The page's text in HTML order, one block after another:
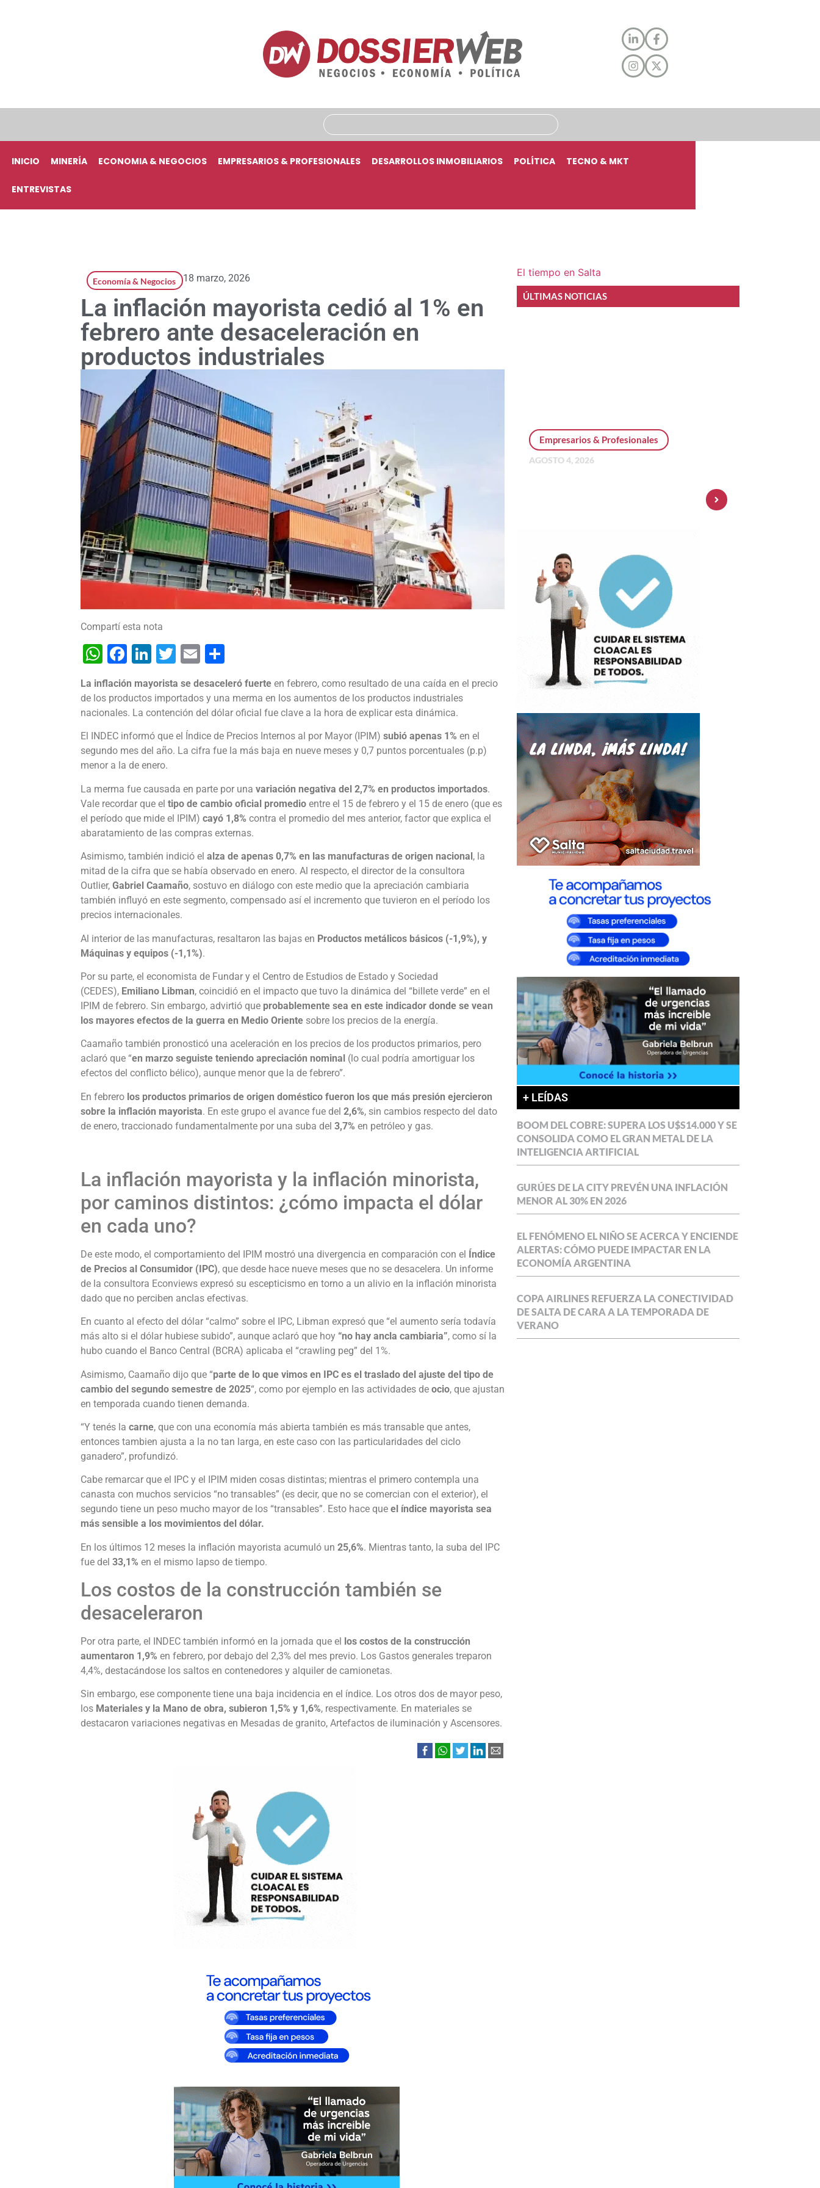
INICIO MINERÍA ECONOMIA & NEGOCIOS EMPRESARIOS & PROFESIONALES DESARROLLOS INMOBILIARIOS POLÍTICA TECNO & MKT
ENTREVISTAS
Economía & Negocios 18 marzo, 2026
La inflación mayorista cedió al 1% en
febrero ante desaceleración en
productos industriales
Compartí esta nota
WhatsApp
Facebook
LinkedIn
Twitter
Email
La inflación mayorista se desaceleró fuerte en febrero, como resultado de una caída en el precio
de los productos importados y una merma en los aumentos de los productos industriales
nacionales. La contención del dólar oficial fue clave a la hora de explicar esta dinámica.
El INDEC informó que el Índice de Precios Internos al por Mayor (IPIM) subió apenas 1% en el
segundo mes del año. La cifra fue la más baja en nueve meses y 0,7 puntos porcentuales (p.p)
menor a la de enero.
La merma fue causada en parte por una variación negativa del 2,7% en productos importados.
Vale recordar que el tipo de cambio oficial promedio entre el 15 de febrero y el 15 de enero (que es
el período que mide el IPIM) cayó 1,8% contra el promedio del mes anterior, factor que explica el
abaratamiento de las compras externas.
Asimismo, también indició el alza de apenas 0,7% en las manufacturas de origen nacional , la
mitad de la cifra que se había observado en enero. Al respecto, el director de la consultora
Outlier, Gabriel Caamaño, sostuvo en diálogo con este medio que la apreciación cambiaria
también influyó en este segmento, compensado así el incremento que tuvieron en el período los
precios internacionales.
Al interior de las manufacturas, resaltaron las bajas en Productos metálicos básicos (-1,9%), y
Máquinas y equipos (-1,1%).
Por su parte, el economista de Fundar y el Centro de Estudios de Estado y Sociedad
(CEDES), Emiliano Libman, coincidió en el impacto que tuvo la dinámica del “billete verde” en el
IPIM de febrero. Sin embargo, advirtió que probablemente sea en este indicador donde se vean
los mayores efectos de la guerra en Medio Oriente sobre los precios de la energía.
Caamaño también pronosticó una aceleración en los precios de los productos primarios, pero
aclaró que “en marzo seguiste teniendo apreciación nominal (lo cual podría amortiguar los
efectos del conflicto bélico), aunque menor que la de febrero”.
En febrero los productos primarios de origen doméstico fueron los que más presión ejercieron
sobre la inflación mayorista. En este grupo el avance fue del 2,6%, sin cambios respecto del dato
de enero, traccionado fundamentalmente por una suba del 3,7% en petróleo y gas.
La inflación mayorista y la inflación minorista,
por caminos distintos: ¿cómo impacta el dólar
en cada uno?
De este modo, el comportamiento del IPIM mostró una divergencia en comparación con el Índice
de Precios al Consumidor (IPC), que desde hace nueve meses que no se desacelera. Un informe
de la consultora Econviews expresó su escepticismo en torno a un alivio en la inflación minorista
dado que no perciben anclas efectivas.
En cuanto al efecto del dólar “calmo” sobre el IPC, Libman expresó que “el aumento sería todavía
más alto si el dólar hubiese subido”, aunque aclaró que hoy “no hay ancla cambiaria”, como sí la
hubo cuando el Banco Central (BCRA) aplicaba el “crawling peg” del 1%.
Asimismo, Caamaño dijo que “parte de lo que vimos en IPC es el traslado del ajuste del tipo de
cambio del segundo semestre de 2025“, como por ejemplo en las actividades de ocio, que ajustan
en temporada cuando tienen demanda.
“Y tenés la carne, que con una economía más abierta también es más transable que antes,
entonces tambien ajusta a la no tan larga, en este caso con las particularidades del ciclo
ganadero”, profundizó.
Cabe remarcar que el IPC y el IPIM miden cosas distintas; mientras el primero contempla una
canasta con muchos servicios “no transables” (es decir, que no se comercian con el exterior), el
segundo tiene un peso mucho mayor de los “transables”. Esto hace que el índice mayorista sea
más sensible a los movimientos del dólar.
En los últimos 12 meses la inflación mayorista acumuló un 25,6%. Mientras tanto, la suba del IPC
fue del 33,1% en el mismo lapso de tiempo.
Los costos de la construcción también se
desaceleraron
Por otra parte, el INDEC también informó en la jornada que el los costos de la construcción
aumentaron 1,9% en febrero, por debajo del 2,3% del mes previo. Los Gastos generales treparon
4,4%, destacándose los saltos en contenedores y alquiler de camionetas.
Sin embargo, ese componente tiene una baja incidencia en el índice. Los otros dos de mayor peso,
los Materiales y la Mano de obra, subieron 1,5% y 1,6%, respectivamente. En materiales se
destacaron variaciones negativas en Mesadas de granito, Artefactos de iluminación y Ascensores.
El tiempo en Salta
ÚLTIMAS NOTICIAS
Empresarios & Profesionales
AGOSTO 4, 2026
+ LEÍDAS
BOOM DEL COBRE: SUPERA LOS U$S14.000 Y SE
CONSOLIDA COMO EL GRAN METAL DE LA
INTELIGENCIA ARTIFICIAL
GURÚES DE LA CITY PREVÉN UNA INFLACIÓN
MENOR AL 30% EN 2026
EL FENÓMENO EL NIÑO SE ACERCA Y ENCIENDE
ALERTAS: CÓMO PUEDE IMPACTAR EN LA
ECONOMÍA ARGENTINA
COPA AIRLINES REFUERZA LA CONECTIVIDAD
DE SALTA DE CARA A LA TEMPORADA DE
VERANO